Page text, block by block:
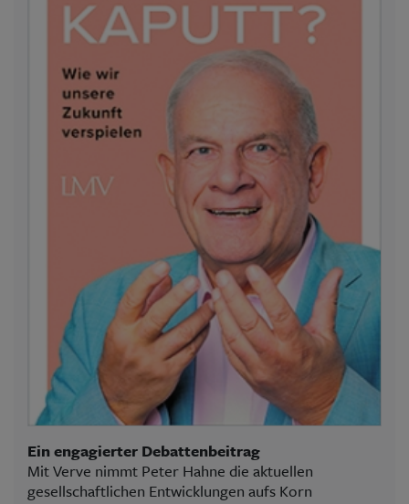
Ein engagierter Debattenbeitrag
Mit Verve nimmt Peter Hahne die aktuellen
gesellschaftlichen Entwicklungen aufs Korn